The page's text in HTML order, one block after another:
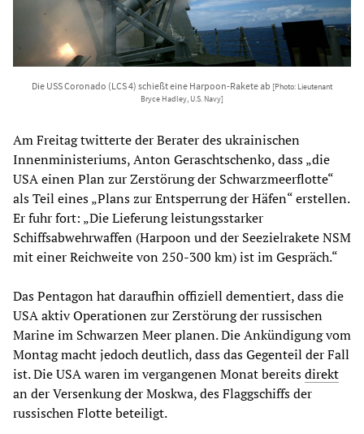
Die USS Coronado (LCS 4) schießt eine Harpoon-Rakete ab [Photo: Lieutenant
Bryce Hadley, U.S. Navy]
Am Freitag twitterte der Berater des ukrainischen
Innenministeriums, Anton Geraschtschenko, dass „die
USA einen Plan zur Zerstörung der Schwarzmeerflotte“
als Teil eines „Plans zur Entsperrung der Häfen“ erstellen.
Er fuhr fort: „Die Lieferung leistungsstarker
Schiffsabwehrwaffen (Harpoon und der Seezielrakete NSM
mit einer Reichweite von 250-300 km) ist im Gespräch.“
Das Pentagon hat daraufhin offiziell dementiert, dass die
USA aktiv Operationen zur Zerstörung der russischen
Marine im Schwarzen Meer planen. Die Ankündigung vom
Montag macht jedoch deutlich, dass das Gegenteil der Fall
ist. Die USA waren im vergangenen Monat bereitsdirekt
an der Versenkung der Moskwa, des Flaggschiffs der
russischen Flotte beteiligt.